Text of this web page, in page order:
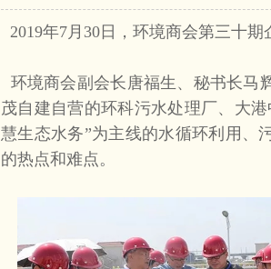
2019年7月 30 日，环境商会第三十期
环境商会副会长唐福生、秘书长马
茂自建自营的环科污水处理厂、大
慧生态水务”为主线的水循环利用、
的热点和难点。